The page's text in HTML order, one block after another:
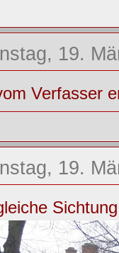
19.
Verfasser
19.